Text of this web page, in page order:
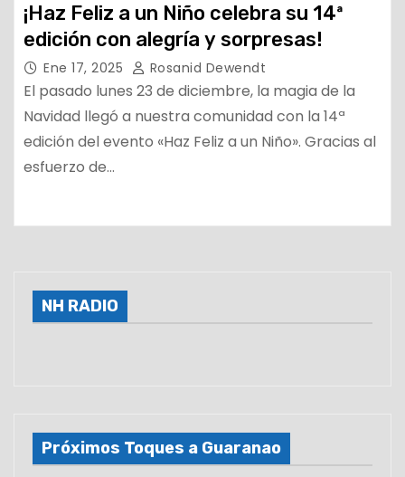
¡Haz Feliz a un Niño celebra su 14ª
edición con alegría y sorpresas!
Ene 17, 2025 Rosanid Dewendt
El pasado lunes 23 de diciembre, la magia de la
Navidad llegó a nuestra comunidad con la 14ª
edición del evento «Haz Feliz a un Niño». Gracias al
esfuerzo de…
NH RADIO
Próximos Toques a Guaranao